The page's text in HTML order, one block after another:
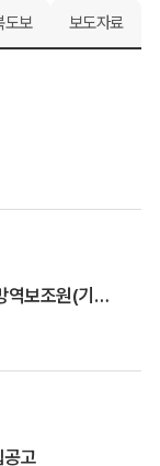
도보 보도자료
경상북도 동물위생시험소 북부지소 가축방역보조원(기간제 근로자) 채용 알림
공고